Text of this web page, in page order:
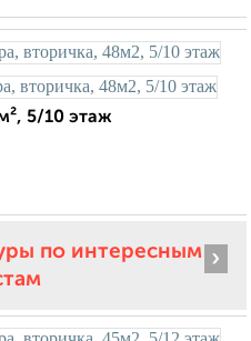
5/10 этаж
по интересным ›